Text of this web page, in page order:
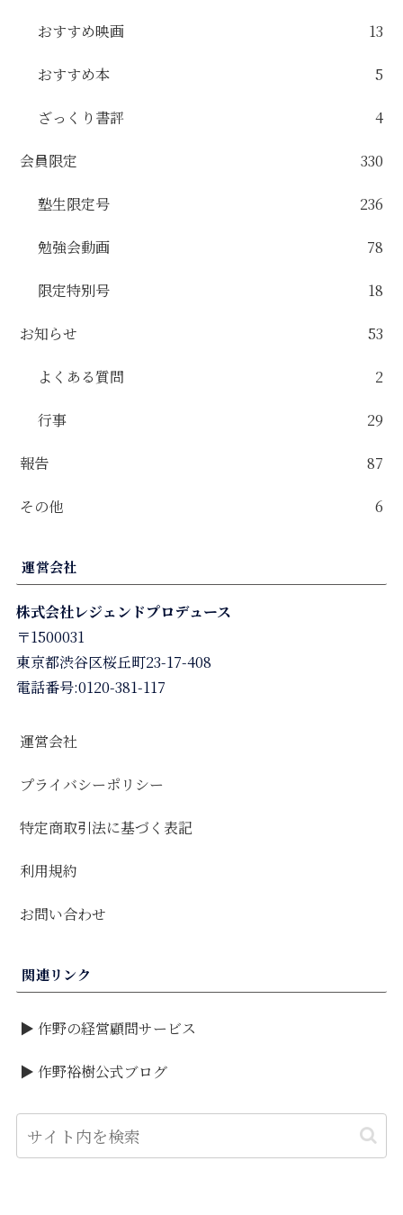
おすすめ映画 13
おすすめ本 5
ざっくり書評 4
会員限定 330
塾生限定号 236
勉強会動画 78
限定特別号 18
お知らせ 53
よくある質問 2
行事 29
報告 87
その他 6
運営会社
株式会社レジェンドプロデュース
〒1500031
東京都渋谷区桜丘町23-17-408
電話番号:0120-381-117
運営会社
プライバシーポリシー
特定商取引法に基づく表記
利用規約
お問い合わせ
関連リンク
▶ 作野の経営顧問サービス
▶ 作野裕樹公式ブログ